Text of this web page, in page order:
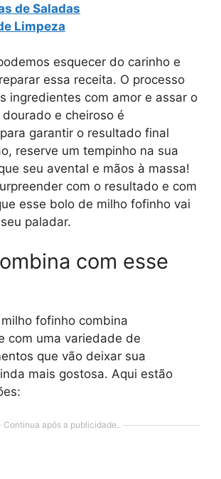
de Saladas
Limpeza
esquecer do carinho e
essa receita. O processo
ingredientes com amor e assar o
e cheiroso é
garantir o resultado final
reserve um tempinho na sua
seu avental e mãos à massa!
com o resultado e com
esse bolo de milho fofinho vai
paladar.
com esse
fofinho combina
com uma variedade de
que vão deixar sua
mais gostosa. Aqui estão
Continua após a publicidade..